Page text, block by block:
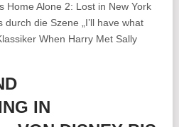
Home Alone 2: Lost in New York
durch die Szene „I’ll have what
When Harry Met Sally
IN